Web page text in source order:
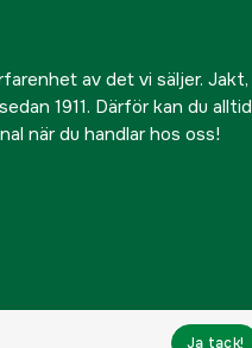
av det vi säljer. Jakt,
1911. Därför kan du alltid
när du handlar hos oss!
Ja tack!